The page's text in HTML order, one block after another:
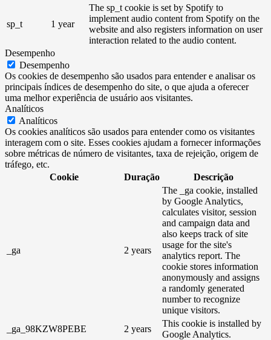
sp_t 1 year
The sp_t cookie is set by Spotify to
implement audio content from Spotify on the
website and also registers information on user
interaction related to the audio content.
Desempenho
Desempenho
Os cookies de desempenho são usados ​​para entender e analisar os
principais índices de desempenho do site, o que ajuda a oferecer
uma melhor experiência de usuário aos visitantes.
Analíticos
Analíticos
Os cookies analíticos são usados ​​para entender como os visitantes
interagem com o site. Esses cookies ajudam a fornecer informações
sobre métricas de número de visitantes, taxa de rejeição, origem de
tráfego, etc.
Cookie
Duração Descrição
_ga 2 years
The _ga cookie, installed
by Google Analytics,
calculates visitor, session
and campaign data and
also keeps track of site
usage for the site's
analytics report. The
cookie stores information
anonymously and assigns
a randomly generated
number to recognize
unique visitors.
_ga_98KZW8PEBE
2 years
This cookie is installed by
Google Analytics.